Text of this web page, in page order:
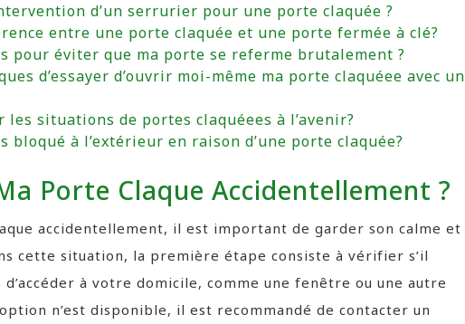
d’un serrurier pour une porte claquée ?
entre une porte claquée et une porte fermée à clé?
pour éviter que ma porte se referme brutalement ?
d’essayer d’ouvrir moi-même ma porte claquéee avec un
les situations de portes claquéees à l’avenir?
bloqué à l’extérieur en raison d’une porte claquée?
Porte Claque Accidentellement ?
accidentellement, il est important de garder son calme et
cette situation, la première étape consiste à vérifier s’il
d’accéder à votre domicile, comme une fenêtre ou une autre
n’est disponible, il est recommandé de contacter un